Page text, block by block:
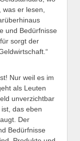
was er lesen,
und Bedürfnisse
sorgt der
Nur weil es im
als Leuten
unverzichtbar
das eben
Der
Bedürfnisse